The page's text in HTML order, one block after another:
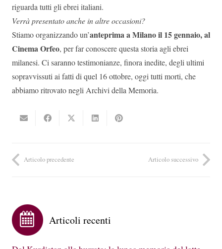
riguarda tutti gli ebrei italiani.
Verrà presentato anche in altre occasioni?
Stiamo organizzando un’anteprima a Milano il 15 gennaio, al
Cinema Orfeo, per far conoscere questa storia agli ebrei
milanesi. Ci saranno testimonianze, finora inedite, degli ultimi
sopravvissuti ai fatti di quel 16 ottobre, oggi tutti morti, che
abbiamo ritrovato negli Archivi della Memoria.
Articolo precedente Articolo successivo
Articoli recenti